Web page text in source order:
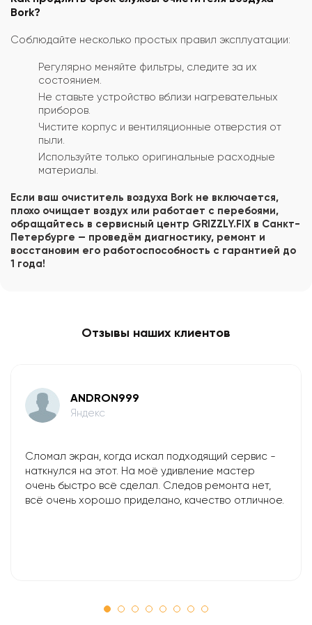
Bork?
Соблюдайте несколько простых правил эксплуатации:
Регулярно меняйте фильтры, следите за их
состоянием.
Не ставьте устройство вблизи нагревательных
приборов.
Чистите корпус и вентиляционные отверстия от
пыли.
Используйте только оригинальные расходные
материалы.
Если ваш очиститель воздуха Bork не включается,
плохо очищает воздух или работает с перебоями,
обращайтесь в сервисный центр GRIZZLY.FIX в Санкт-
Петербурге — проведём диагностику, ремонт и
восстановим его работоспособность с гарантией до
1 года!
Отзывы наших клиентов
ANDRON999
Яндекс
Сломал экран, когда искал подходящий сервис -
наткнулся на этот. На моё удивление мастер
очень быстро всё сделал. Следов ремонта нет,
всё очень хорошо приделано, качество отличное.